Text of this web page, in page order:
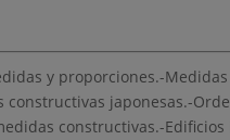
y proporciones.-
japonesas.-
constructivas.-